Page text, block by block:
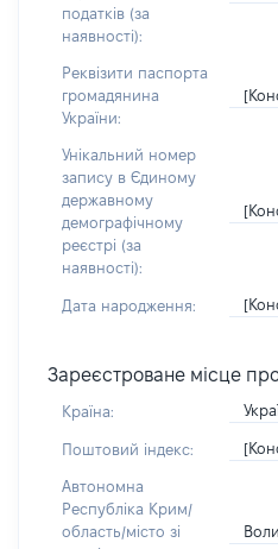
податків (за
наявності):
Реквізити паспорта
громадянина
України:
Унікальний номер
запису в Єдиному
державному
демографічному
реєстрі (за
наявності):
Дата народження:
Зареєстроване місце
Країна:
Поштовий індекс:
Автономна
Республіка Крим/
область/місто зі